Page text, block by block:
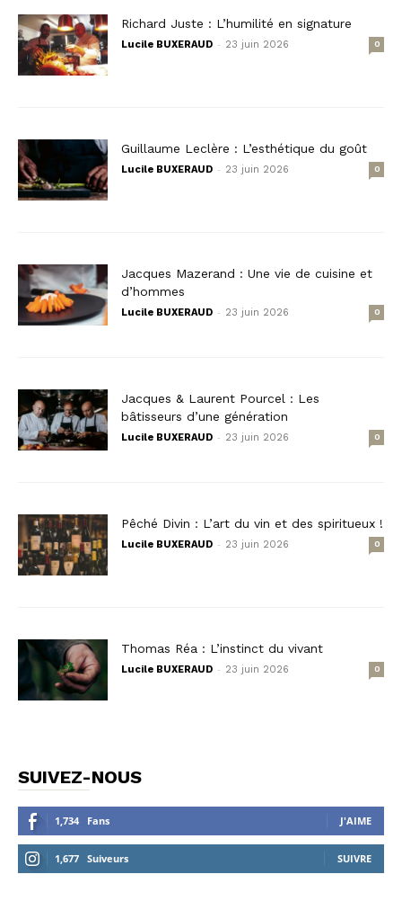
Richard Juste : L’humilité en signature
Lucile BUXERAUD - 23 juin 2026 0
Guillaume Leclère : L’esthétique du goût
Lucile BUXERAUD - 23 juin 2026 0
Jacques Mazerand : Une vie de cuisine et
d’hommes
Lucile BUXERAUD - 23 juin 2026 0
Jacques & Laurent Pourcel : Les
bâtisseurs d’une génération
Lucile BUXERAUD - 23 juin 2026 0
Pêché Divin : L’art du vin et des spiritueux !
Lucile BUXERAUD - 23 juin 2026 0
Thomas Réa : L’instinct du vivant
Lucile BUXERAUD - 23 juin 2026 0
SUIVEZ-NOUS
1,734 Fans J'AIME
1,677 Suiveurs SUIVRE